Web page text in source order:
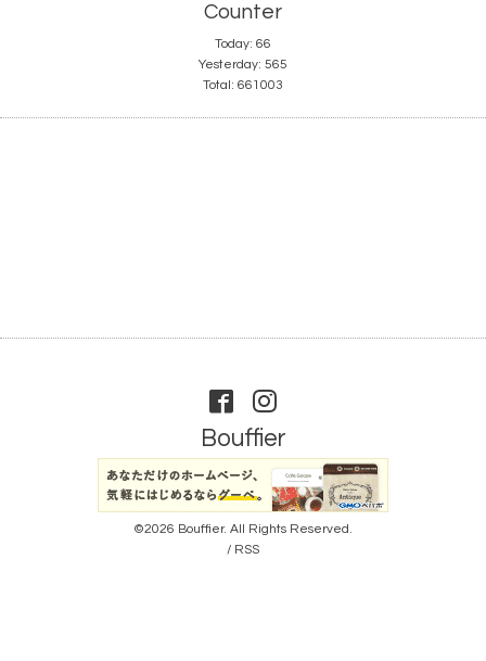
Counter
Today: 66
Yesterday: 565
Total: 661003
Bouffier
©2026 Bouffier. All Rights Reserved.
/ RSS